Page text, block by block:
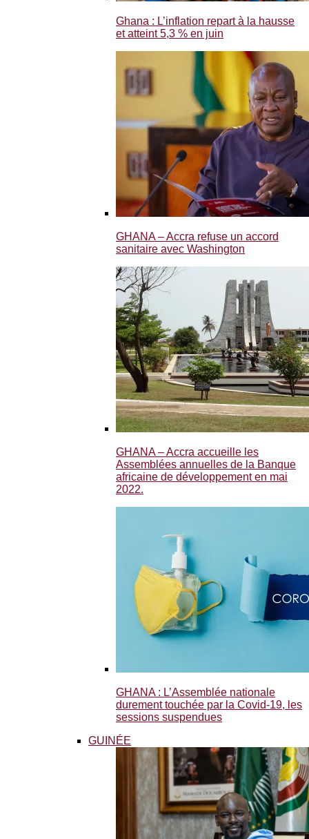
Ghana : L’inflation repart à la hausse
et atteint 5,3 % en juin
GHANA – Accra refuse un accord
sanitaire avec Washington
GHANA – Accra accueille les
Assemblées annuelles de la Banque
africaine de développement en mai
2022.
GHANA : L’Assemblée nationale
durement touchée par la Covid-19, les
sessions suspendues
GUINÉE